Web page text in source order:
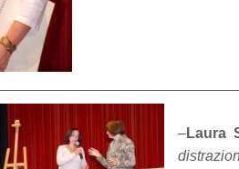
–Laura